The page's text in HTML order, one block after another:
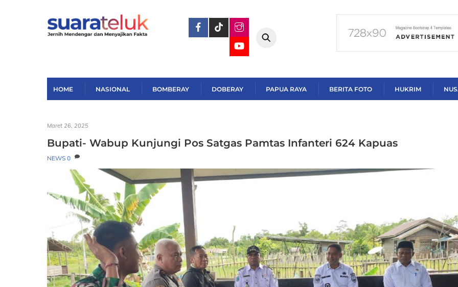
HOME NASIONAL BOMBERAY DOBERAY PAPUA RAYA BERITA FOTO HUKRIM
Maret 26, 2025
Bupati- Wabup Kunjungi Pos Satgas Pamtas Infanteri 624 Kapuas
NEWS 0